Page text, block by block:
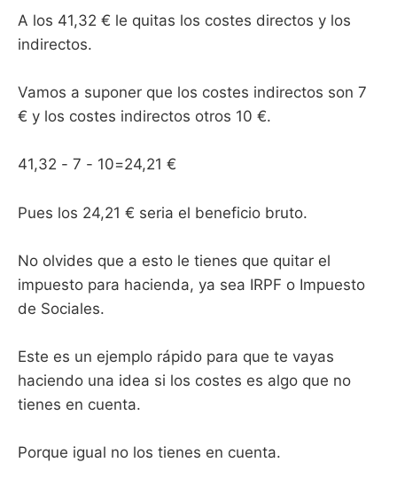
A los 41,32 € le quitas los costes directos y los
indirectos.
Vamos a suponer que los costes indirectos son 7
€ y los costes indirectos otros 10 €.
41,32 - 7 - 10=24,21 €
Pues los 24,21 € seria el beneficio bruto.
No olvides que a esto le tienes que quitar el
impuesto para hacienda, ya sea IRPF o Impuesto
de Sociales.
Este es un ejemplo rápido para que te vayas
haciendo una idea si los costes es algo que no
tienes en cuenta.
Porque igual no los tienes en cuenta.